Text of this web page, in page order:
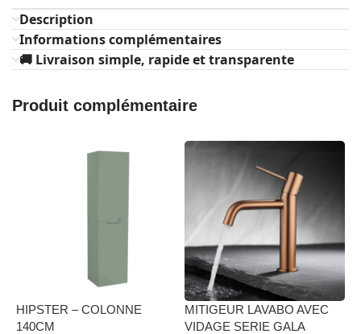
Description
Informations complémentaires
🚚 Livraison simple, rapide et transparente
Produit complémentaire
HIPSTER – COLONNE
140CM
MITIGEUR LAVABO AVEC
VIDAGE SERIE GALA